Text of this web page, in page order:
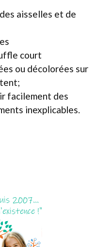
aisselles et de
court
ou décolorées sur
facilement des
inexplicables.